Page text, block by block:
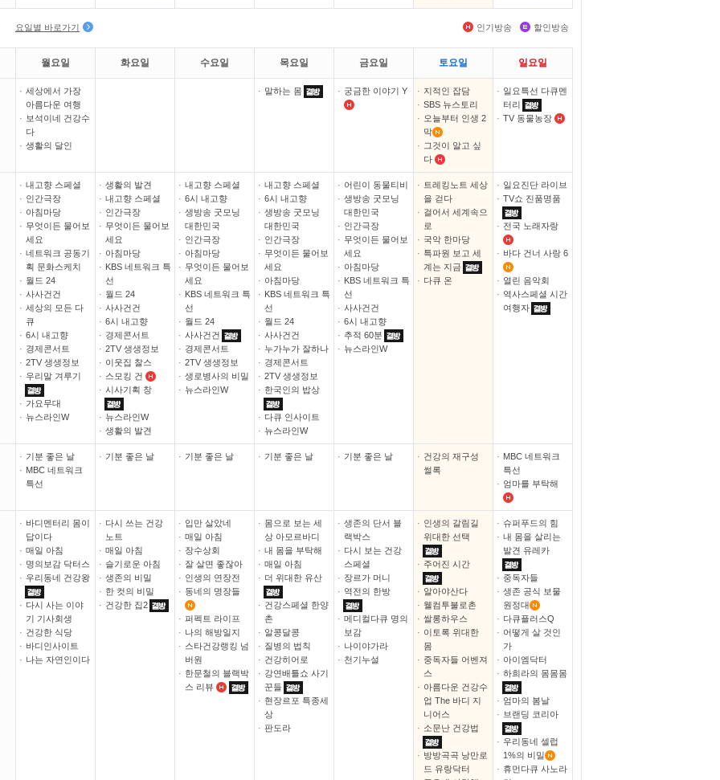
요일별 바로가기 인기방송 할인방송
월요일 화요일 수요일 목요일 금요일 토요일 일요일
· 세상에서 가장
아름다운 여행
· 보석이네 건강수
다
· 생활의 달인
· 말하는 몸 · 궁금한 이야기 Y · 지적인 잡담
· SBS 뉴스토리
· 오늘부터 인생 2
막
· 그것이 알고 싶
다
· 일요특선 다큐멘
터리
· TV 동물농장
· 내고향 스페셜
· 인간극장
· 아침마당
· 무엇이든 물어보
세요
· 네트워크 공동기
획 문화스케치
· 월드 24
· 사사건건
· 세상의 모든 다
큐
· 6시 내고향
· 경제콘서트
· 2TV 생생정보
· 우리말 겨루기
· 가요무대
· 뉴스라인W
· 생활의 발견
· 내고향 스페셜
· 인간극장
· 무엇이든 물어보
세요
· 아침마당
· KBS 네트워크 특
선
· 월드 24
· 사사건건
· 6시 내고향
· 경제콘서트
· 2TV 생생정보
· 이웃집 찰스
· 스모킹 건
· 시사기획 창
· 뉴스라인W
· 생활의 발견
· 내고향 스페셜
· 6시 내고향
· 생방송 굿모닝
대한민국
· 인간극장
· 아침마당
· 무엇이든 물어보
세요
· KBS 네트워크 특
선
· 월드 24
· 사사건건
· 경제콘서트
· 2TV 생생정보
· 생로병사의 비밀
· 뉴스라인W
· 내고향 스페셜
· 6시 내고향
· 생방송 굿모닝
대한민국
· 인간극장
· 무엇이든 물어보
세요
· 아침마당
· KBS 네트워크 특
선
· 월드 24
· 사사건건
· 누가누가 잘하나
· 경제콘서트
· 2TV 생생정보
· 한국인의 밥상
· 다큐 인사이트
· 뉴스라인W
· 어린이 동물티비
· 생방송 굿모닝
대한민국
· 인간극장
· 무엇이든 물어보
세요
· 아침마당
· KBS 네트워크 특
선
· 사사건건
· 6시 내고향
· 추적 60분
· 뉴스라인W
· 트레킹노트 세상
을 걷다
· 걸어서 세계속으
로
· 국악 한마당
· 특파원 보고 세
계는 지금
· 다큐 온
· 일요진단 라이브
· TV쇼 진품명품
· 전국 노래자랑
· 바다 건너 사랑 6
· 열린 음악회
· 역사스페셜 시간
여행자
· 기분 좋은 날
· MBC 네트워크
특선
· 기분 좋은 날 · 기분 좋은 날 · 기분 좋은 날 · 기분 좋은 날 · 건강의 재구성
썰록
· MBC 네트워크
특선
· 엄마를 부탁해
· 바디멘터리 몸이
답이다
· 매일 아침
· 명의보감 닥터스
· 우리동네 건강왕
· 다시 사는 이야
기 기사회생
· 건강한 식당
· 바디인사이트
· 나는 자연인이다
· 다시 쓰는 건강
노트
· 매일 아침
· 슬기로운 아침
· 생존의 비밀
· 한 컷의 비밀
· 건강한 집2
· 입만 살았네
· 매일 아침
· 장수상회
· 잘 살면 좋잖아
· 인생의 연장전
· 동네의 명장들
· 퍼펙트 라이프
· 나의 해방일지
· 스타건강랭킹 넘
버원
· 한문철의 블랙박
스 리뷰
· 몸으로 보는 세
상 아모르바디
· 내 몸을 부탁해
· 매일 아침
· 더 위대한 유산
· 건강스페셜 한양
촌
· 알콩달콩
· 질병의 법칙
· 건강히어로
· 강연배틀쇼 사기
꾼들
· 현장르포 특종세
상
· 판도라
· 생존의 단서 블
랙박스
· 다시 보는 건강
스페셜
· 장르가 머니
· 역전의 한방
· 메디컬다큐 명의
보감
· 나이야가라
· 천기누설
· 인생의 갈림길
위대한 선택
· 주어진 시간
· 알아야산다
· 웰컴투불로촌
· 쌀롱하우스
· 이토록 위대한
몸
· 중독자들 어벤져
스
· 아름다운 건강수
업 The 바디 지
니어스
· 소문난 건강법
· 방방곡곡 낭만로
드 유랑닥터
· 슈퍼푸드의 힘
· 내 몸을 살리는
발견 유레카
· 중독자들
· 생존 공식 보물
원정대
· 다큐플러스Q
· 어떻게 살 것인
가
· 아이엠닥터
· 하희라의 몸몸몸
· 엄마의 봄날
· 브랜딩 코리아
· 우리동네 셀럽
1%의 비밀
· 휴먼다큐 사노라